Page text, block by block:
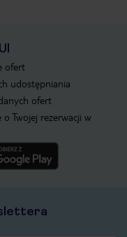
ofert
udostępniania
ofert
Twojej rezerwacji w